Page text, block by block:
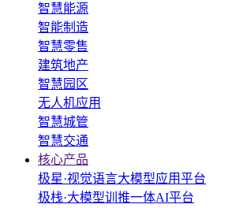
智慧能源
智能制造
智慧零售
建筑地产
智慧园区
无人机应用
智慧城管
智慧交通
核心产品
极星·视觉语言大模型应用平台
极栈·大模型训推一体AI平台